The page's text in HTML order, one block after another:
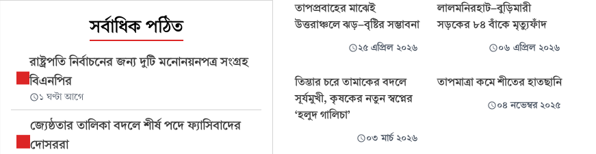
সর্বাধিক পঠিত
রাষ্ট্রপতি নির্বাচনের জন্য দুটি মনোনয়নপত্র সংগ্রহ
বিএনপির
১ ঘণ্টা আগে
জ্যেষ্ঠতার তালিকা বদলে শীর্ষ পদে ফ্যাসিবাদের
দোসররা
তাপপ্রবাহের মাঝেই
উত্তরাঞ্চলে ঝড়-বৃষ্টির সম্ভাবনা
২৫ এপ্রিল ২০২৬
লালমনিরহাট-বুড়িমারী
সড়কের ৮৪ বাঁকে মৃত্যুফাঁদ
০৬ এপ্রিল ২০২৬
তিস্তার চরে তামাকের বদলে
সূর্যমুখী, কৃষকের নতুন স্বপ্নের
‘হলুদ গালিচা’
০৩ মার্চ ২০২৬
তাপমাত্রা কমে শীতের হাতছানি
০৪ নভেম্বর ২০২৫